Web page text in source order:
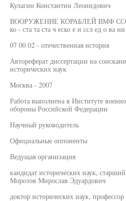
Кулагин Константин Леонидович
ВООРУЖЕНИЕ КОРАБЛЕЙ ВМФ СССР
ко - ста та ста ч еско е и ссл ед о ва
07 00 02 - отечественная история
Автореферат диссертации на
исторических наук
Москва - 2007
Работа выполнена в Институте
обороны Российской Федерации
Научный руководитель
Официальные оппоненты
Ведущая организация
кандидат исторических наук,
Морозов Мирослав Эдуардович
доктор исторических наук,